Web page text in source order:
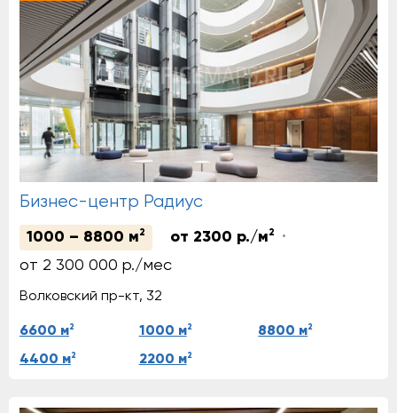
Бизнес-центр Радиус
1000 – 8800 м 2 от 2300 р./м 2
от 2 300 000 р./мес
Волковский пр-кт, 32
6600 м2 1000 м2 8800 м2
4400 м2 2200 м2